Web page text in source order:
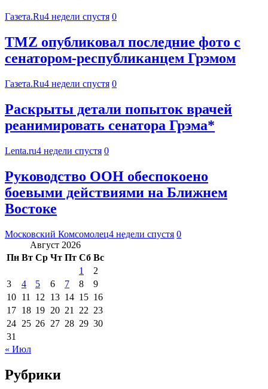
Газета.Ru4 недели спустя 0
TMZ опубликовал последние фото с
сенатором-республиканцем Грэмом
Газета.Ru4 недели спустя 0
Раскрыты детали попыток врачей
реанимировать сенатора Грэма*
Lenta.ru4 недели спустя 0
Руководство ООН обеспокоено
боевыми действиями на Ближнем
Востоке
Московский Комсомолец4 недели спустя 0
Август 2026
Пн Вт Ср Чт Пт Сб Вс
1
2
3
4 5 6 7 8
9
10 11 12 13 14 15 16
17 18 19 20 21 22 23
24 25 26 27 28 29 30
31
« Июл
Рубрики